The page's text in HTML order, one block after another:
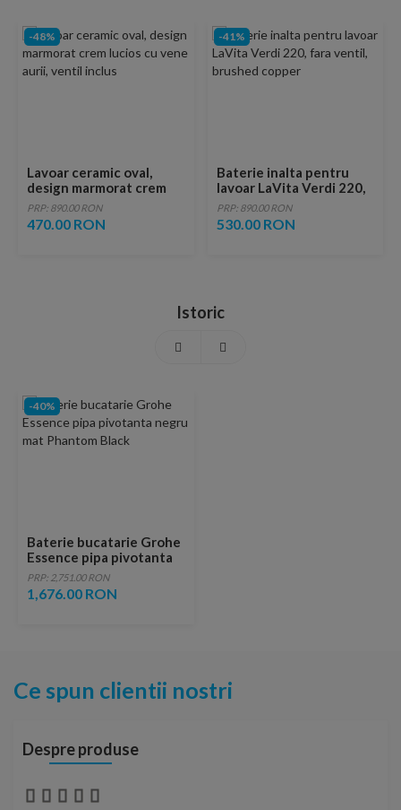
-48%
Lavoar ceramic oval,
design marmorat crem
lucios cu vene aurii,
ventil inclus
PRP: 890.00 RON
470.00 RON
-41%
Baterie inalta pentru
lavoar LaVita Verdi 220,
fara ventil, brushed
copper
PRP: 890.00 RON
530.00 RON
Istoric
-40%
Baterie bucatarie Grohe
Essence pipa pivotanta
negru mat Phantom
Black
PRP: 2,751.00 RON
1,676.00 RON
Ce spun clientii nostri
Despre produse